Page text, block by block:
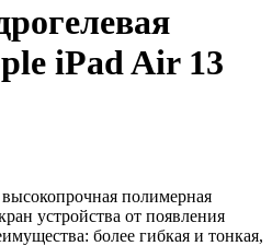
iPad Air 13
полимерная
устройства от появления
более гибкая и тонкая,